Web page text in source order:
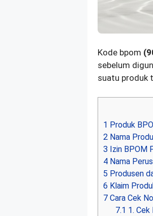
Kode bpom
sebelum
suatu produk
1 Produk
2 Nama
3 Izin BPOM
4 Nama
5 Produsen
6 Klaim
7 Cara Cek
7.1 1. Cek